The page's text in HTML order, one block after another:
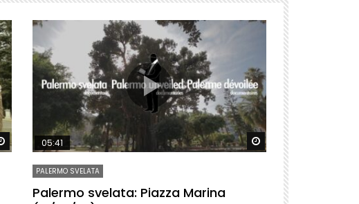
Watch Later Watch Later
05:41
PALERMO SVELATA
Palermo svelata: Piazza Marina
Palermo